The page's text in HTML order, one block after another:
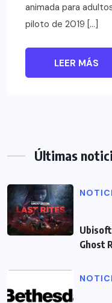
animada para
piloto de 2019 […]
LEER MÁS
Últimas
Ghost